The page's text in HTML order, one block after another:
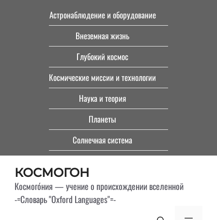
Астронаблюдение и оборудование
Внеземная жизнь
Глубокий космос
Космические миссии и технологии
Наука и теория
Планеты
Солнечная система
КОСМОГОН
Космого́ния — учение о происхождении вселенной
-=Словарь "Oxford Languages"=-